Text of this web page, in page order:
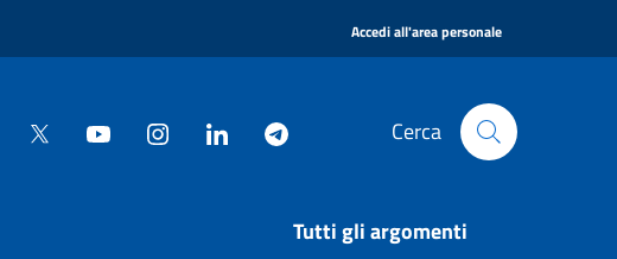
Accedi all'area personale
Cerca
Tutti gli argomenti